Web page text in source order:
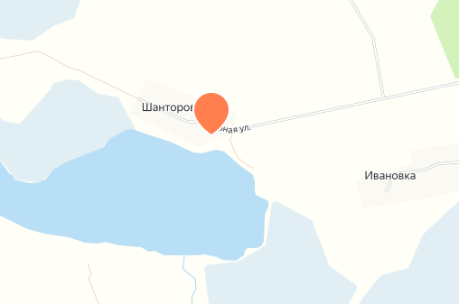
подъездом по отличной асфальтированной
средств.
останутся стройматериалы
обрешётка и др.), также в подарок достанется
проживания.
металлическим забором и закрывающейся